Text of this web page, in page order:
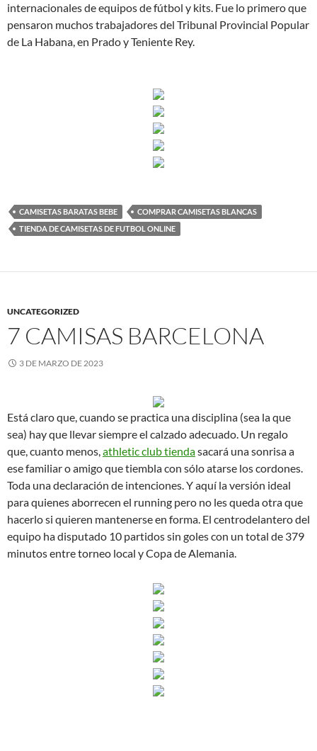
internacionales de equipos de fútbol y kits. Fue lo primero que
pensaron muchos trabajadores del Tribunal Provincial Popular
de La Habana, en Prado y Teniente Rey.
CAMISETAS BARATAS BEBE
COMPRAR CAMISETAS BLANCAS
TIENDA DE CAMISETAS DE FUTBOL ONLINE
UNCATEGORIZED
7 CAMISAS BARCELONA
3 DE MARZO DE 2023
Está claro que, cuando se practica una disciplina (sea la que
sea) hay que llevar siempre el calzado adecuado. Un regalo
que, cuanto menos,athletic club tiendasacará una sonrisa a
ese familiar o amigo que tiembla con sólo atarse los cordones.
Toda una declaración de intenciones. Y aquí la versión ideal
para quienes aborrecen el running pero no les queda otra que
hacerlo si quieren mantenerse en forma. El centrodelantero del
equipo ha disputado 10 partidos sin goles con un total de 379
minutos entre torneo local y Copa de Alemania.